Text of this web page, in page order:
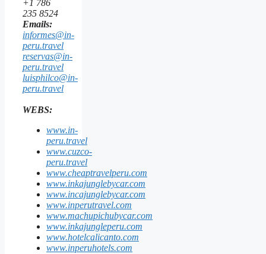
+1 786
235 8524
Emails:
informes@in-
peru.travel
reservas@in-
peru.travel
luisphilco@in-
peru.travel
WEBS:
www.in-
peru.travel
www.cuzco-
peru.travel
www.cheaptravelperu.com
www.inkajunglebycar.com
www.incajunglebycar.com
www.inperutravel.com
www.machupichubycar.com
www.inkajungleperu.com
www.hotelcalicanto.com
www.inperuhotels.com